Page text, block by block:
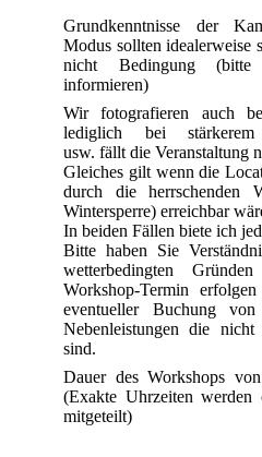
Grundkenntnisse der
Modus sollten idealerweise
nicht Bedingung
informieren)
Wir fotografieren auch
lediglich bei stärkerem
usw. fällt die Veranstaltung
Gleiches gilt wenn die
durch die herrschenden
Wintersperre) erreichbar
In beiden Fällen biete ich
Bitte haben Sie
wetterbedingten
Workshop-Termin
eventueller Buchung
Nebenleistungen die nicht
sind.
Dauer des Workshops
(Exakte Uhrzeiten
mitgeteilt)